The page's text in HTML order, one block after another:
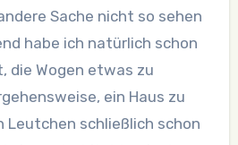
Sache nicht so sehen
habe ich natürlich schon
die Wogen etwas zu
ein Haus zu
Leutchen schließlich schon